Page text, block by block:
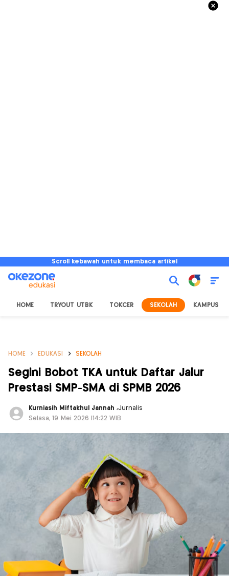
Scroll kebawah untuk membaca artikel
HOME TRYOUT UTBK TOKCER SEKOLAH KAMPUS
HOME EDUKASI SEKOLAH
Segini Bobot TKA untuk Daftar Jalur
Prestasi SMP-SMA di SPMB 2026
Kurniasih Miftakhul Jannah,Jurnalis
Selasa, 19 Mei 2026 |14:22 WIB